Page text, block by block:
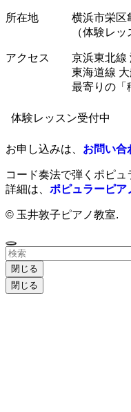
所在地 横浜市栄区
（体験レッスンの
アクセス 京浜東北線
東海道線 大船駅
最寄りの「稲荷
体験レッスン受付中
お申し込みは、 お問い合
コード奏法で弾くポピュ
詳細は、 ポピュラーピア
© 玉井敦子ピアノ教室.
閉じる
閉じる